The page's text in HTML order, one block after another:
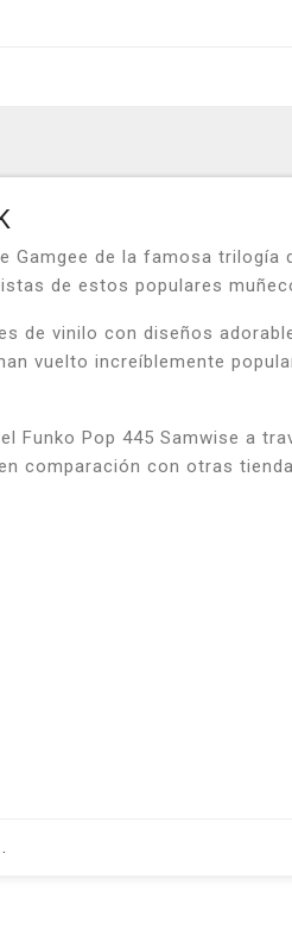
Gamgee de la famosa trilogía
de estos populares
de vinilo con diseños
vuelto increíblemente
Funko Pop 445 Samwise a
comparación con otras